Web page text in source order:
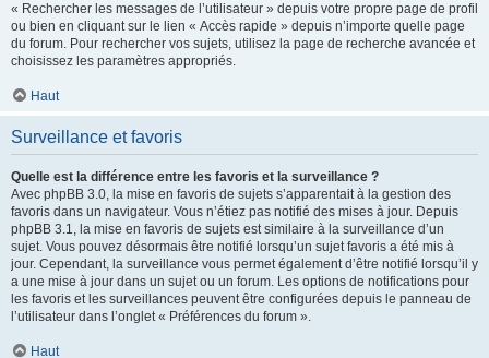
« Rechercher les messages de l’utilisateur » depuis votre propre page de profil
ou bien en cliquant sur le lien « Accès rapide » depuis n’importe quelle page
du forum. Pour rechercher vos sujets, utilisez la page de recherche avancée et
choisissez les paramètres appropriés.
Haut
Surveillance et favoris
Quelle est la différence entre les favoris et la surveillance ?
Avec phpBB 3.0, la mise en favoris de sujets s’apparentait à la gestion des
favoris dans un navigateur. Vous n’étiez pas notifié des mises à jour. Depuis
phpBB 3.1, la mise en favoris de sujets est similaire à la surveillance d’un
sujet. Vous pouvez désormais être notifié lorsqu’un sujet favoris a été mis à
jour. Cependant, la surveillance vous permet également d’être notifié lorsqu’il y
a une mise à jour dans un sujet ou un forum. Les options de notifications pour
les favoris et les surveillances peuvent être configurées depuis le panneau de
l’utilisateur dans l’onglet « Préférences du forum ».
Haut